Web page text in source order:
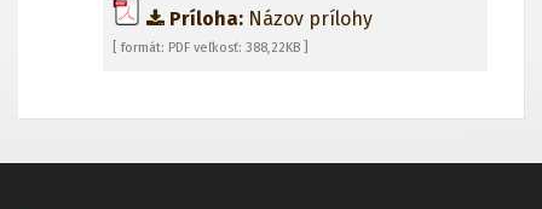
Príloha: Názov prílohy
[ formát: PDF veľkosť: 388,22KB ]